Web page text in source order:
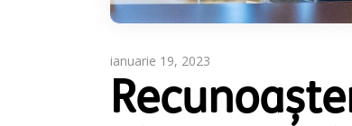
ianuarie 19, 2023